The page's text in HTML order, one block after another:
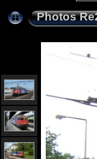
Photos